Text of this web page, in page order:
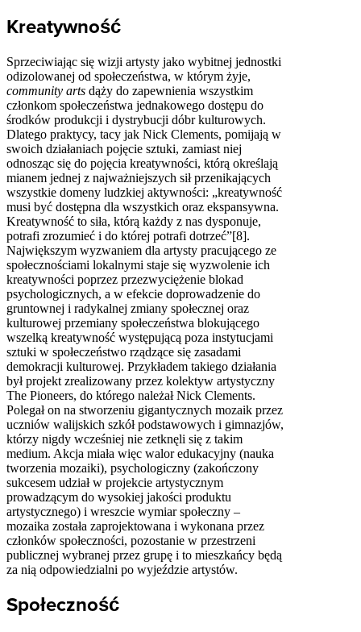
Kreatywność
Sprzeciwiając się wizji artysty jako wybitnej jednostki
odizolowanej od społeczeństwa, w którym żyje,
community arts dąży do zapewnienia wszystkim
członkom społeczeństwa jednakowego dostępu do
środków produkcji i dystrybucji dóbr kulturowych.
Dlatego praktycy, tacy jak Nick Clements, pomijają w
swoich działaniach pojęcie sztuki, zamiast niej
odnosząc się do pojęcia kreatywności, którą określają
mianem jednej z najważniejszych sił przenikających
wszystkie domeny ludzkiej aktywności: „kreatywność
musi być dostępna dla wszystkich oraz ekspansywna.
Kreatywność to siła, którą każdy z nas dysponuje,
potrafi zrozumieć i do której potrafi dotrzeć”[8].
Największym wyzwaniem dla artysty pracującego ze
społecznościami lokalnymi staje się wyzwolenie ich
kreatywności poprzez przezwyciężenie blokad
psychologicznych, a w efekcie doprowadzenie do
gruntownej i radykalnej zmiany społecznej oraz
kulturowej przemiany społeczeństwa blokującego
wszelką kreatywność występującą poza instytucjami
sztuki w społeczeństwo rządzące się zasadami
demokracji kulturowej. Przykładem takiego działania
był projekt zrealizowany przez kolektyw artystyczny
The Pioneers, do którego należał Nick Clements.
Polegał on na stworzeniu gigantycznych mozaik przez
uczniów walijskich szkół podstawowych i gimnazjów,
którzy nigdy wcześniej nie zetknęli się z takim
medium. Akcja miała więc walor edukacyjny (nauka
tworzenia mozaiki), psychologiczny (zakończony
sukcesem udział w projekcie artystycznym
prowadzącym do wysokiej jakości produktu
artystycznego) i wreszcie wymiar społeczny –
mozaika została zaprojektowana i wykonana przez
członków społeczności, pozostanie w przestrzeni
publicznej wybranej przez grupę i to mieszkańcy będą
za nią odpowiedzialni po wyjeździe artystów.
Społeczność